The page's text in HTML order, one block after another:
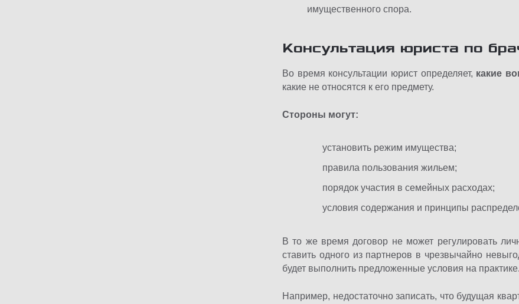
имущественного спора.
Консультация юриста по
Во время консультации юрист определяет, какие
какие не относятся к его предмету.
Стороны могут:
установить режим имущества;
правила пользования жильем;
порядок участия в семейных расходах;
условия содержания и принципы
В то же время договор не может регулировать
ставить одного из партнеров в чрезвычайно
будет выполнить предложенные условия на практике.
Например, недостаточно записать, что будущая